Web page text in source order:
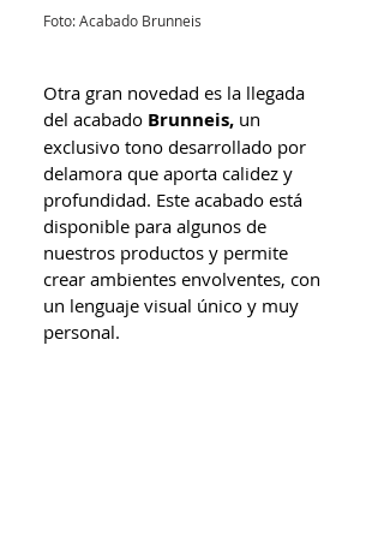
Foto: Acabado Brunneis
Otra gran novedad es la llegada
del acabado Brunneis, un
exclusivo tono desarrollado por
delamora que aporta calidez y
profundidad. Este acabado está
disponible para algunos de
nuestros productos y permite
crear ambientes envolventes, con
un lenguaje visual único y muy
personal.